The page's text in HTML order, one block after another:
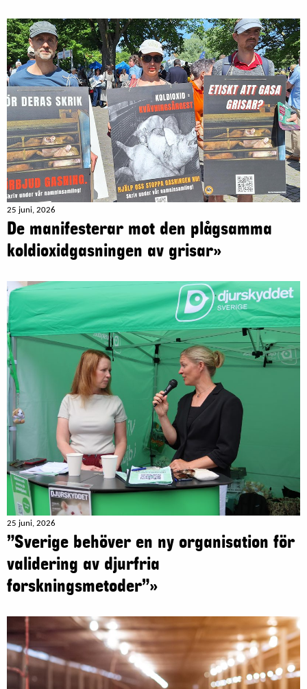
25 juni, 2026
De manifesterar mot den plågsamma
koldioxidgasningen av grisar»
25 juni, 2026
”Sverige behöver en ny organisation för
validering av djurfria
forskningsmetoder”»